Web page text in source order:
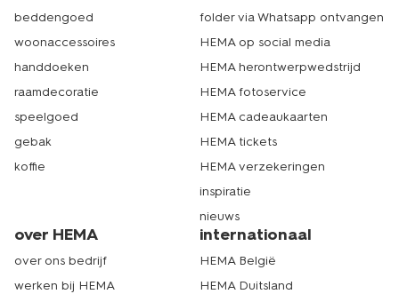
voor jouw diner al druk genoeg zijn. Daarom bestel je
bestelling snel in huis hebt. Kom je toch liever langs in
één van onze winkels? Dat kan natuurlijk ook. Met ruim
500 winkels is er altijd wel een HEMA bij jou in de buurt.
beddengoed
woonaccessoires
handdoeken
raamdecoratie
speelgoed
gebak
koffie
folder via Whatsapp ontvangen
HEMA op social media
HEMA herontwerpwedstrijd
HEMA fotoservice
HEMA cadeaukaarten
HEMA tickets
HEMA verzekeringen
inspiratie
nieuws
over HEMA
over ons bedrijf
werken bij HEMA
internationaal
HEMA België
HEMA Duitsland